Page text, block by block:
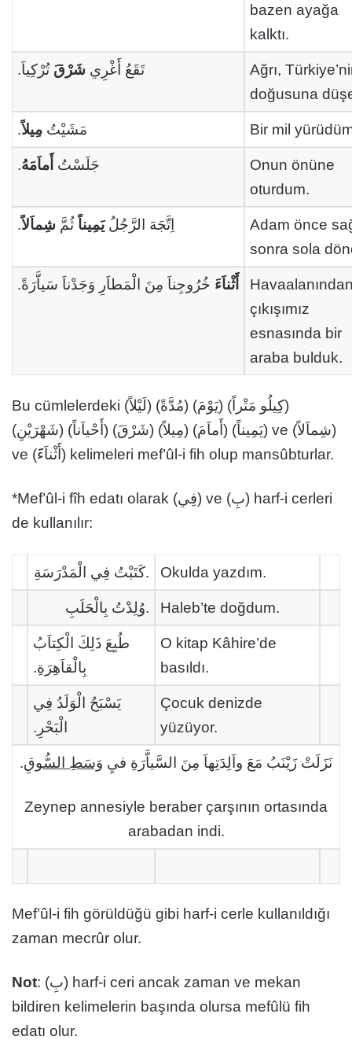
bazen ayağa
kalktı.
تَقَعُ أَغْرِي شَرْقَ تُرْكِياَ.
Ağrı,
doğusuna
مَشَيْتُ مِيلاً. Bir mil
جَلَسْتُ أَماَمَهُ.
Onun önüne
oturdum.
اِتَّجَهَ الرَّجُلُيَمِيناً ثُمَّ شِماَلاً.
Adam önce
sonra sola
أَثْناَءَ خُرُوجِناَ مِنَ الْمَطاَرِ وَجَدْناَ سَياَّرَةً.
çıkışımız
esnasında bir
araba bulduk.
Bu cümlelerdeki (لَيْلاً) (مُدَّةً) (يَوْمَ) (كِيلُو مَتْراً)
(شَهْرَيْنِ) (أَحْياَناً) (شَرْقَ) (مِيلاً) (أَماَمَ) (يَمِيناً) ve (شِماَلاً)
ve (أَثْناَء) kelimeleri mef’ûl-i fih olup mansûbturlar.
*Mef’ûl-i fîh edatı olarak (فِي) ve (بِ) harf-i cerleri
de kullanılır:
كَتَبْتُ فِي الْمَدْرَسَةِ. Okulda yazdım.
وُلِدْتُ بِالْحَلَبِ. Haleb’te doğdum.
طُبِعَ ذَلِكَ الْكِتاَبُ
بِالْقاَهِرَةِ.
O kitap Kâhire’de
basıldı.
يَسْبَحُ الْوَلَدُ فِي
الْبَحْرِ.
Çocuk denizde
yüzüyor.
نَزَلَتْ زَيْنَبُ مَعَ واَلِدَتِهاَ مِنَ السَّياَّرَةِ فيِ وَسَطِ السُّوقِ.
Zeynep annesiyle beraber çarşının ortasında
arabadan indi.
Mef’ûl-i fih görüldüğü gibi harf-i cerle kullanıldığı
zaman mecrûr olur.
Not: (بِ) harf-i ceri ancak zaman ve mekan
bildiren kelimelerin başında olursa mefûlü fih
edatı olur.